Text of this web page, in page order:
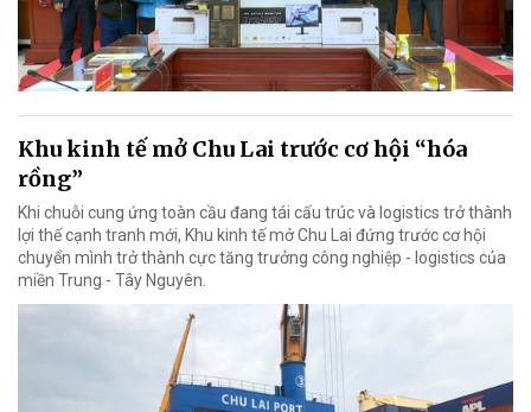
Khu kinh tế mở Chu Lai trước cơ hội “hóa
rồng”
Khi chuỗi cung ứng toàn cầu đang tái cấu trúc và logistics trở thành
lợi thế cạnh tranh mới, Khu kinh tế mở Chu Lai đứng trước cơ hội
chuyển mình trở thành cực tăng trưởng công nghiệp - logistics của
miền Trung - Tây Nguyên.